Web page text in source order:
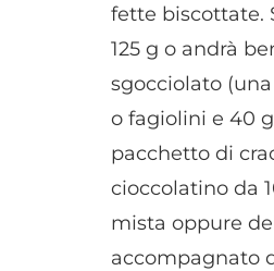
fette biscottate.
125 g o andrà
sgocciolato
o fagiolini e 40
pacchetto di
cioccolatino da
mista oppure
accompagnato